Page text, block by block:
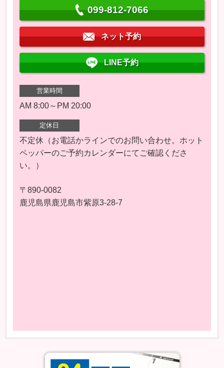
099-812-7066
ネット予約
LINE予約
営業時間
AM 8:00～PM 20:00
定休日
不定休（お電話かラインでのお問い合わせ。ホット
ペッパーのご予約カレンダーにてご確認くださ
い。）
〒890-0082
鹿児島県鹿児島市紫原3-28-7